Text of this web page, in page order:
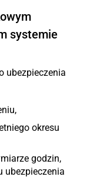
systemie
ubezpieczenia
okresu
godzin,
ubezpieczenia